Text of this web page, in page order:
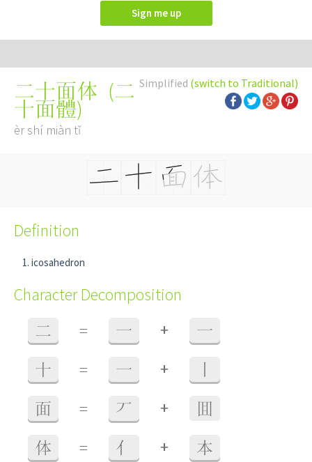
Sign me up
Simplified (switch to Traditional)
二十面体 (二
十面體)
èr shí miàn tǐ
Definition
icosahedron
Character Decomposition
二 = 一 + 一
十 = 一 +
面 = 丆 + 囬
体 = 亻 + 本